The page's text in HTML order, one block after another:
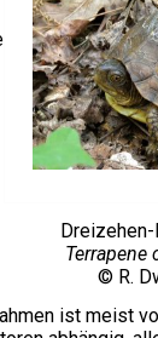
Terrapene
© R.
ist meist